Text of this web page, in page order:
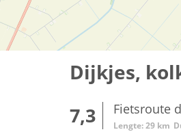
Dijkjes,
7,3 Fietsroute
Lengte: 29 km